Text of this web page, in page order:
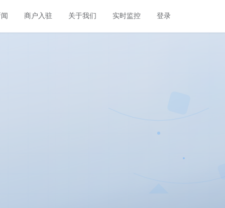
商户入驻 关于我们 实时监控 登录